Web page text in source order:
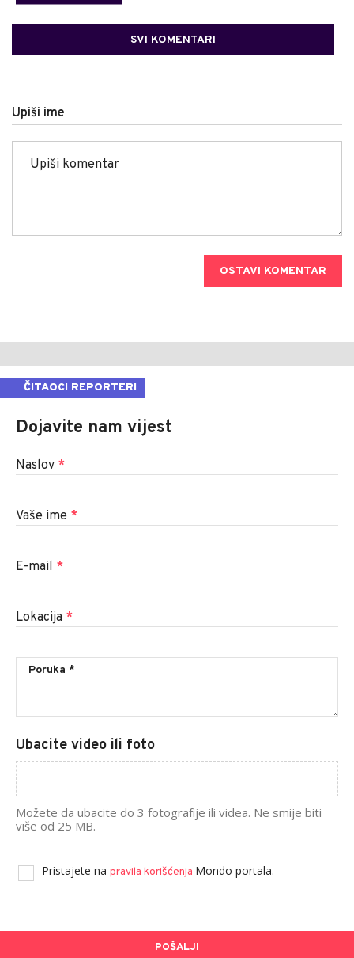
SVI KOMENTARI
Upiši ime
OSTAVI KOMENTAR
ČITAOCI REPORTERI
Dojavite nam vijest
Naslov *
Vaše ime *
E-mail *
Lokacija *
Ubacite video ili foto
Možete da ubacite do 3 fotografije ili videa. Ne smije biti
više od 25 MB.
Pristajete na pravila korišćenja Mondo portala.
POŠALJI